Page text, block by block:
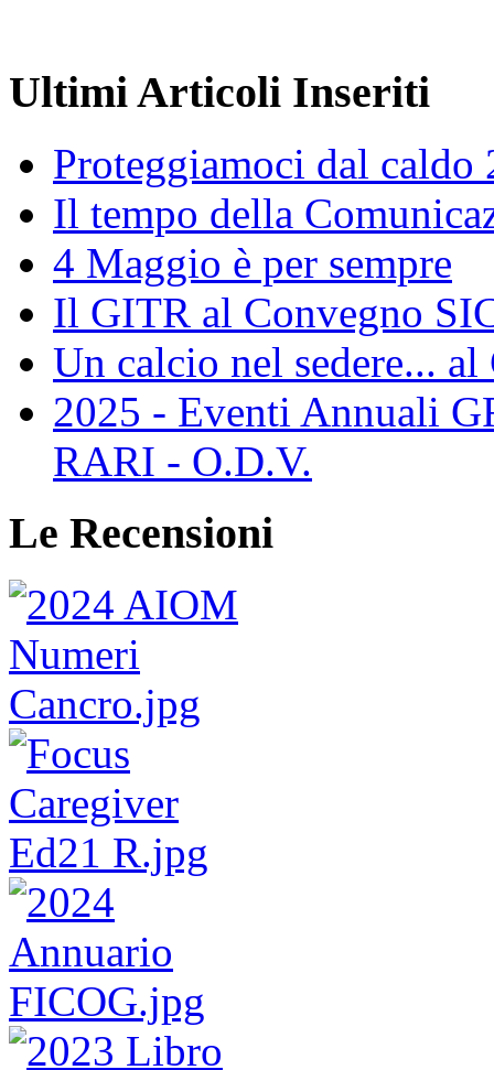
Ultimi Articoli Inseriti
Proteggiamoci dal caldo
Il tempo della
4 Maggio è per sempre
Il GITR al Convegno
Un calcio nel sedere...
2025 - Eventi Annuali
RARI - O.D.V.
Le Recensioni